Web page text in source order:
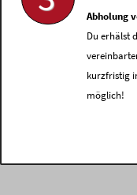
Abholung
Du erhälst
kurzfristig
möglich!